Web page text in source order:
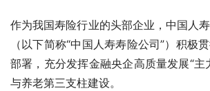
作为我国寿险行业的头部企业，中国人
（以下简称“中国人寿寿险公司”）积极
部署，充分发挥金融央企高质量发展“主
与养老第三支柱建设。